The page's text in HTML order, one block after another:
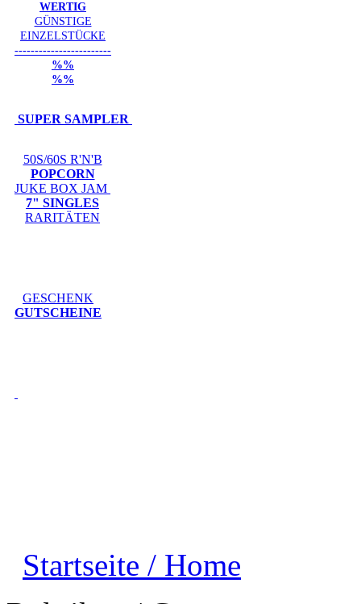
WERTIG
GÜNSTIGE
EINZELSTÜCKE
------------------------
%%
%%
SUPER SAMPLER
50S/60S R'N'B
POPCORN
JUKE BOX JAM
7" SINGLES
RARITÄTEN
GESCHENK
GUTSCHEINE
Startseite / Home